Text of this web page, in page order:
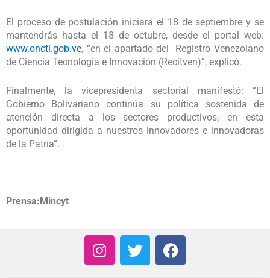
El proceso de postulación iniciará el 18 de septiembre y se
mantendrás hasta el 18 de octubre, desde el portal web:
www.oncti.gob.ve, “en el apartado del Registro Venezolano
de Ciencia Tecnología e Innovación (Recitven)”, explicó.
Finalmente, la vicepresidenta sectorial manifestó: “El
Gobierno Bolivariano continúa su política sostenida de
atención directa a los sectores productivos, en esta
oportunidad dirigida a nuestros innovadores e innovadoras
de la Patria”.
Prensa:Mincyt
I
n
T
w
F
a